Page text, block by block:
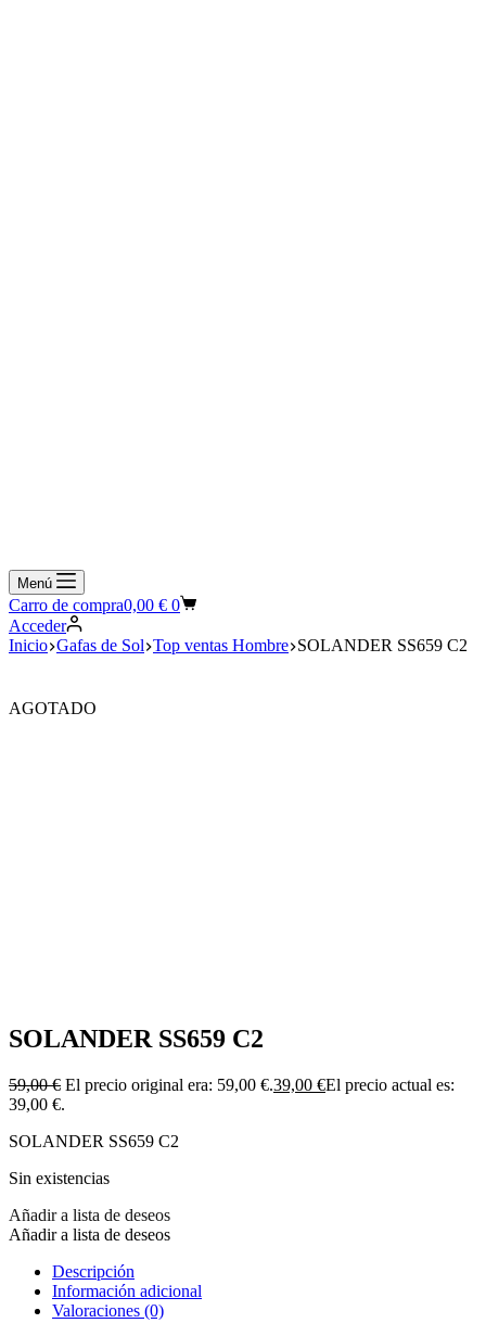
Menú
Carro de compra0,00 € 0
Acceder
Inicio Gafas de Sol Top ventas Hombre SOLANDER SS659 C2
AGOTADO
SOLANDER SS659 C2
59,00€ El precio original era: 59,00 €.39,00 €El precio actual es:
39,00 €.
SOLANDER SS659 C2
Sin existencias
Añadir a lista de deseos
Añadir a lista de deseos
Descripción
Información adicional
Valoraciones (0)